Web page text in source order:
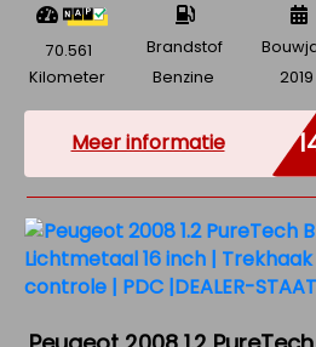
70.561
Kilometer
Brandstof
Benzine
2019
Meer informatie €